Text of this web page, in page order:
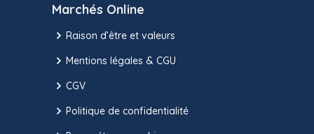
Marchés Online
Raison d’être et valeurs
Mentions légales & CGU
CGV
Politique de confidentialité